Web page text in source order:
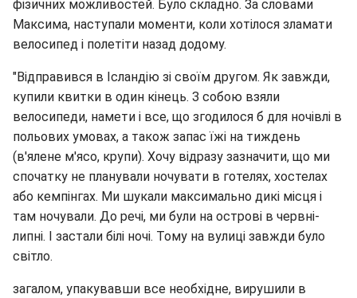
фізичних можливостей. Було складно. За словами
Максима, наступали моменти, коли хотілося зламати
велосипед і полетіти назад додому.
"Відправився в Ісландію зі своїм другом. Як завжди,
купили квитки в один кінець. З собою взяли
велосипеди, намети і все, що згодилося б для ночівлі в
польових умовах, а також запас їжі на тиждень
(в'ялене м'ясо, крупи). Хочу відразу зазначити, що ми
спочатку не планували ночувати в готелях, хостелах
або кемпінгах. Ми шукали максимально дикі місця і
там ночували. До речі, ми були на острові в червні-
липні. І застали білі ночі. Тому на вулиці завжди було
світло.
загалом, упакувавши все необхідне, вирушили в